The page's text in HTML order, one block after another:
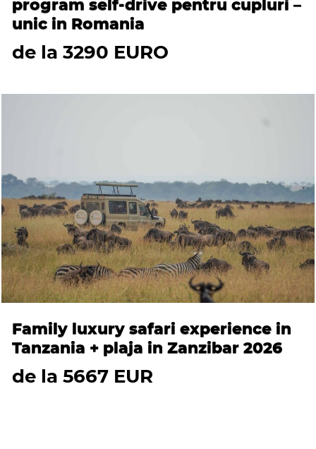
program self-drive pentru cupluri –
unic in Romania
de la 3290 EURO
Family luxury safari experience in
Tanzania + plaja in Zanzibar 2026
de la 5667 EUR